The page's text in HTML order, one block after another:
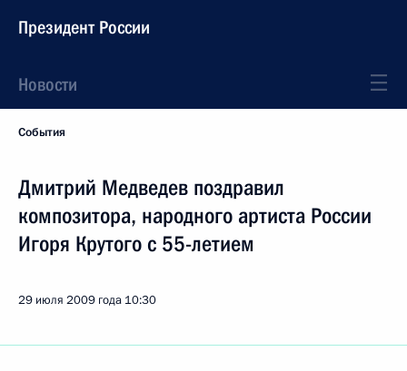
Президент России
Новости
События
Дмитрий Медведев поздравил
композитора, народного артиста России
Игоря Крутого с 55-летием
29 июля 2009 года 10:30